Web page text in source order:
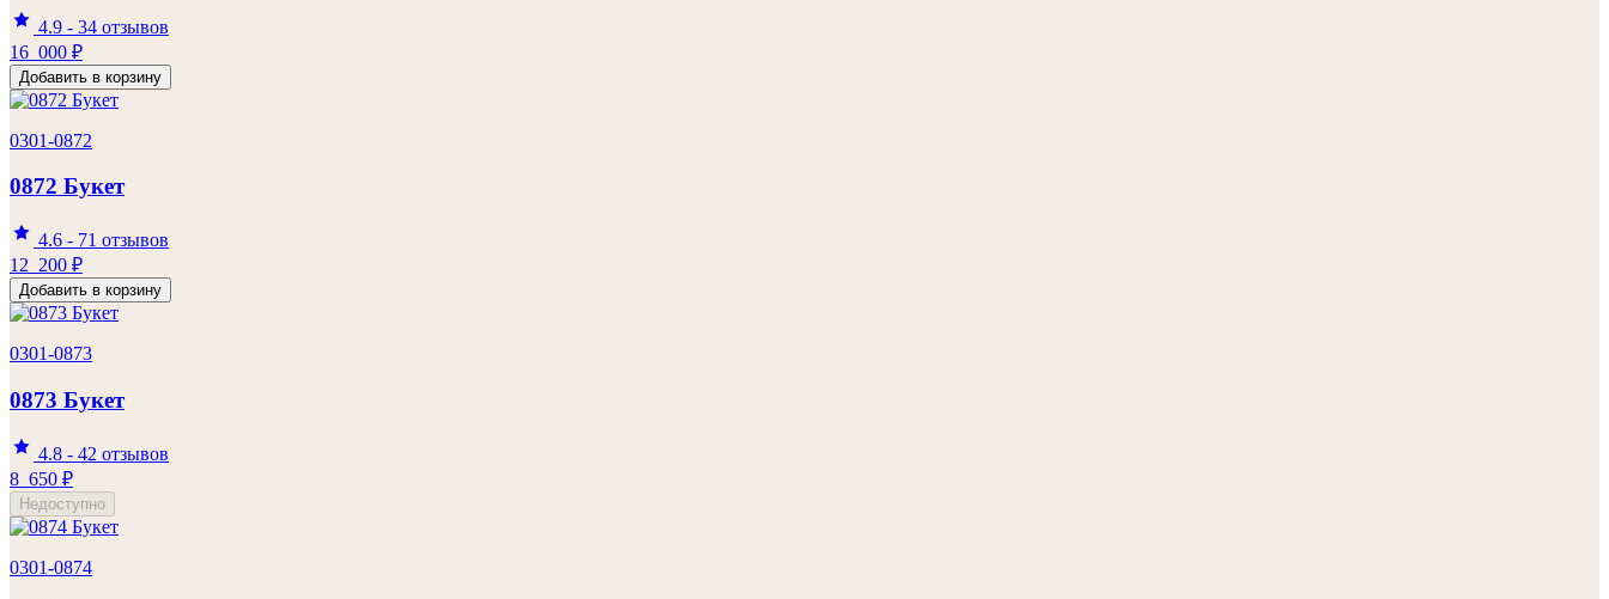
4.9 - 34 отзывов
16 000 ₽
Добавить в корзину
0301-0872
0872 Букет
4.6 - 71 отзывов
12 200 ₽
Добавить в корзину
0301-0873
0873 Букет
4.8 - 42 отзывов
8 650 ₽
Недоступно
0301-0874